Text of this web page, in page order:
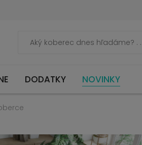
DODATKY NOVINKY